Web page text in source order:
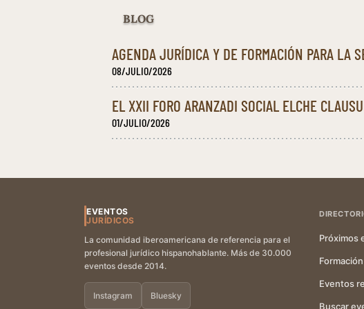
BLOG
AGENDA JURÍDICA Y DE FORMACIÓN PARA LA
08/JULIO/2026
EL XXII FORO ARANZADI SOCIAL ELCHE
01/JULIO/2026
EVENTOS
JURÍDICOS
La comunidad iberoamericana de referencia para el
profesional jurídico hispanohablante. Más de 30.000
eventos desde 2014.
Instagram Bluesky
Próximos
Formación
Eventos
Buscar